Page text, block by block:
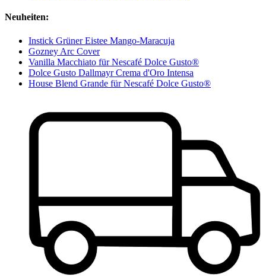
Neuheiten:
Instick Grüner Eistee Mango-Maracuja
Gozney Arc Cover
Vanilla Macchiato für Nescafé Dolce Gusto®
Dolce Gusto Dallmayr Crema d'Oro Intensa
House Blend Grande für Nescafé Dolce Gusto®